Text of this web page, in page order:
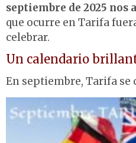
septiembre de 2025 nos
que ocurre en Tarifa
celebrar.
Un calendario
En septiembre, Tarifa se